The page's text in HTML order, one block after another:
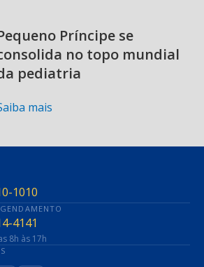
Príncipe se
no topo mundial
pediatria
mais
1010
4141
8h às 17h